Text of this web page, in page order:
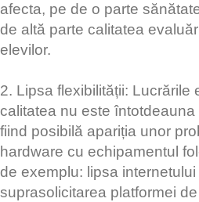
afecta, pe de o parte
de altă parte calitatea
elevilor.
2. Lipsa flexibilității: Lucrările
calitatea nu este
fiind posibilă apariția unor
hardware cu echipamentul
de exemplu: lipsa
suprasolicitarea platformei